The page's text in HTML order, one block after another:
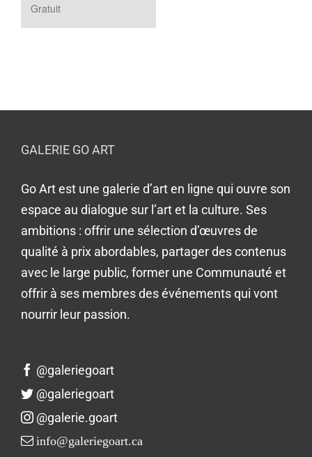
Gratuit
GALERIE GO ART
Go Art est une galerie d’art en ligne qui ouvre son
espace au dialogue sur l’art et la culture. Ses
ambitions : offrir une sélection d’œuvres de
qualité à prix abordables, partager des contenus
avec le large public, former une Communauté et
offrir à ses membres des événements qui vont
nourrir leur passion.
@galeriegoart
@galeriegoart
@galerie.goart
info@galeriegoart.ca